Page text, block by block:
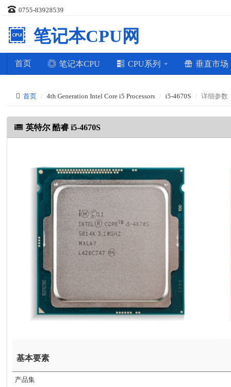
0755-83928539
笔记本CPU网
首页 笔记本CPU CPU系列 垂直市场
首页 4th Generation Intel Core i5 Processors i5-4670S 详细参数
英特尔 酷睿 i5-4670S
基本要素
产品集